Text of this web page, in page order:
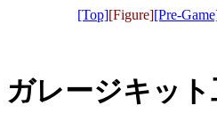
[Top][Figure][Pre-
ガレージキッ